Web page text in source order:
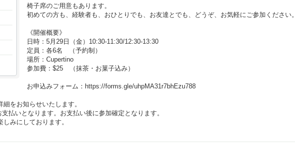
椅子席のご用意もあります。
初めての方も、経験者も、おひとりでも、お友達とでも、どうぞ、お気軽にご参加ください。
《開催概要》
日時：5月29日（金）10:30-11:30/12:30-13:30
定員：各6名 （予約制）
場所：Cupertino
参加費：$25 （抹茶・お菓子込み）
お申込みフォーム： https://forms.gle/uhpMA31r7bhEzu788
をお知らせいたします。
払いとなります。お支払い後に参加確定となります。
みにしております。